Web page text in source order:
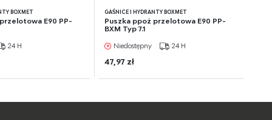
BOXMET
E90 PP-
24 H
GAŚNICE I HYDRANTY BOXMET
Puszka ppoż przelotowa E90 PP-
BXM Typ 7.1
Niedostępny 24 H
47,97 zł